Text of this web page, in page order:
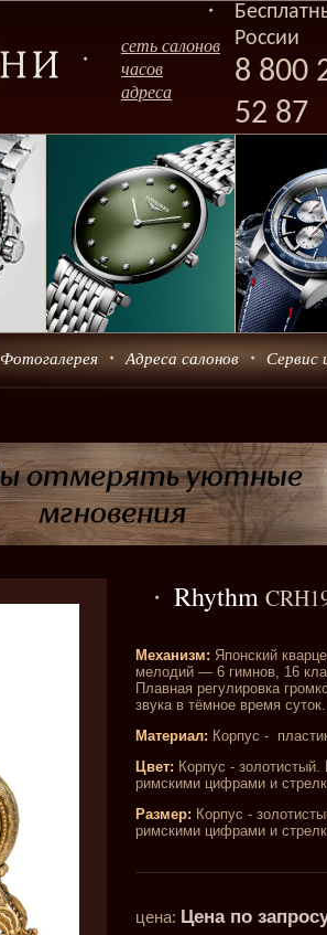
сеть салонов
часов
адреса
России
8 800
52 87
Фотогалерея Адреса салонов Сервис
Rhythm
Механизм: Японский
мелодий — 6 гимнов, 16
Плавная регулировка
звука в тёмное время суток.
Материал: Корпус -
Цвет: Корпус -
римскими цифрами и
Размер: Корпус -
римскими цифрами и
цена: Цена по